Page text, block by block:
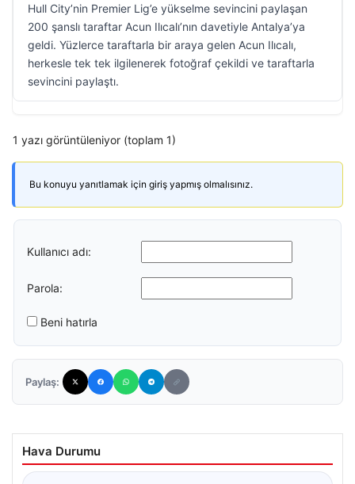
Hull City’nin Premier Lig’e yükselme sevincini paylaşan
200 şanslı taraftar Acun Ilıcalı’nın davetiyle Antalya’ya
geldi. Yüzlerce taraftarla bir araya gelen Acun Ilıcalı,
herkesle tek tek ilgilenerek fotoğraf çekildi ve taraftarla
sevincini paylaştı.
1 yazı görüntüleniyor (toplam 1)
Bu konuyu yanıtlamak için giriş yapmış olmalısınız.
Kullanıcı adı:
Parola:
Beni hatırla
Paylaş:
Hava Durumu